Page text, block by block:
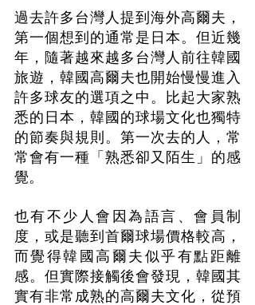
過去許多台灣人提到海外高爾夫，
第一個想到的通常是日本。但近幾
年，隨著越來越多台灣人前往韓國
旅遊，韓國高爾夫也開始慢慢進入
許多球友的選項之中。比起大家熟
悉的日本，韓國的球場文化也獨特
的節奏與規則。第一次去的人，常
常會有一種「熟悉卻又陌生」的感
覺。
也有不少人會因為語言、會員制
度，或是聽到首爾球場價格較高，
而覺得韓國高爾夫似乎有點距離
感。但實際接觸後會發現，韓國其
實有非常成熟的高爾夫文化，從預